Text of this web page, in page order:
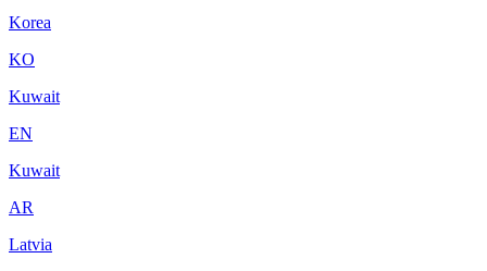
Korea
KO
Kuwait
EN
Kuwait
AR
Latvia